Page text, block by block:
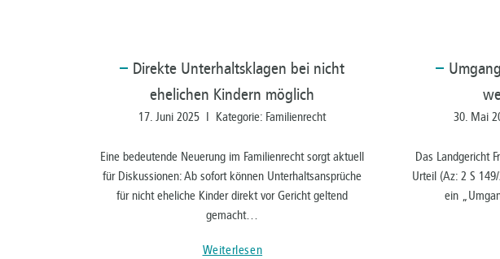
Direkte Unterhaltsklagen bei nicht
ehelichen Kindern möglich
17. Juni 2025 I Kategorie: Familienrecht
Eine bedeutende Neuerung im Familienrecht sorgt aktuell
für Diskussionen: Ab sofort können Unterhaltsansprüche
für nicht eheliche Kinder direkt vor Gericht geltend
gemacht…
Weiterlesen
30. Mai
Das Landgericht
Urteil (Az: 2 S
ein